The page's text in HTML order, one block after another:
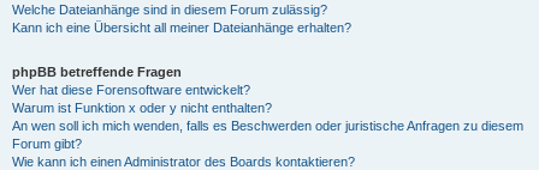
Welche Dateianhänge sind in diesem Forum zulässig?
Kann ich eine Übersicht all meiner Dateianhänge erhalten?
phpBB betreffende Fragen
Wer hat diese Forensoftware entwickelt?
Warum ist Funktion x oder y nicht enthalten?
An wen soll ich mich wenden, falls es Beschwerden oder juristische Anfragen zu diesem
Forum gibt?
Wie kann ich einen Administrator des Boards kontaktieren?